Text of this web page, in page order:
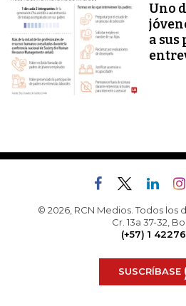
Uno
a sus
© 2026, RCN Medios. Todos los
Cr. 13a 37-32,
(+57) 1
SUSCRÍBASE